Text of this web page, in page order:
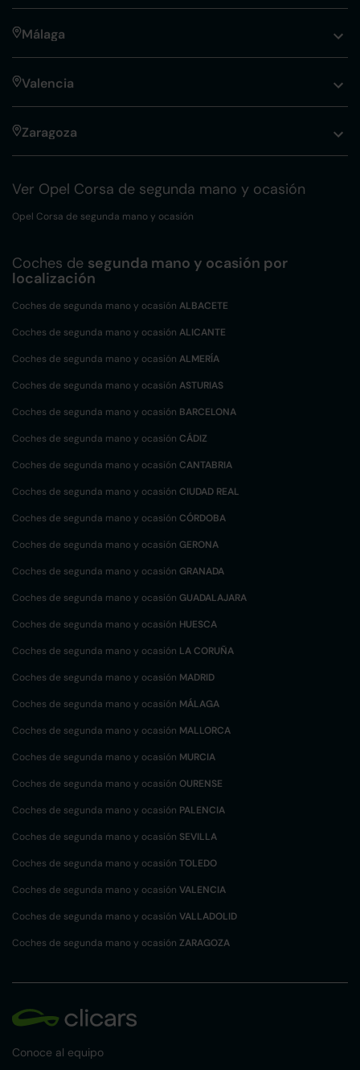
Málaga
Valencia
Zaragoza
Ver Opel Corsa de segunda mano y ocasión
Opel Corsa de segunda mano y ocasión
Coches de segunda mano y ocasión por
localización
Coches de segunda mano y ocasión ALBACETE
Coches de segunda mano y ocasión ALICANTE
Coches de segunda mano y ocasión ALMERÍA
Coches de segunda mano y ocasión ASTURIAS
Coches de segunda mano y ocasión BARCELONA
Coches de segunda mano y ocasión CÁDIZ
Coches de segunda mano y ocasión CANTABRIA
Coches de segunda mano y ocasión CIUDAD REAL
Coches de segunda mano y ocasión CÓRDOBA
Coches de segunda mano y ocasión GERONA
Coches de segunda mano y ocasión GRANADA
Coches de segunda mano y ocasión GUADALAJARA
Coches de segunda mano y ocasión HUESCA
Coches de segunda mano y ocasión LA CORUÑA
Coches de segunda mano y ocasión MADRID
Coches de segunda mano y ocasión MÁLAGA
Coches de segunda mano y ocasión MALLORCA
Coches de segunda mano y ocasión MURCIA
Coches de segunda mano y ocasión OURENSE
Coches de segunda mano y ocasión PALENCIA
Coches de segunda mano y ocasión SEVILLA
Coches de segunda mano y ocasión TOLEDO
Coches de segunda mano y ocasión VALENCIA
Coches de segunda mano y ocasión VALLADOLID
Coches de segunda mano y ocasión ZARAGOZA
Conoce al equipo